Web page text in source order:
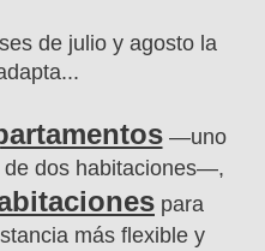
de julio y agosto la
—uno
de dos habitaciones—,
para
más flexible y